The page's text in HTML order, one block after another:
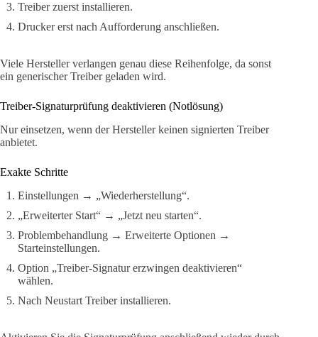
Treiber zuerst installieren.
Drucker erst nach Aufforderung anschließen.
Viele Hersteller verlangen genau diese Reihenfolge, da sonst
ein generischer Treiber geladen wird.
Treiber-Signaturprüfung deaktivieren (Notlösung)
Nur einsetzen, wenn der Hersteller keinen signierten Treiber
anbietet.
Exakte Schritte
Einstellungen → „Wiederherstellung“.
„Erweiterter Start“ → „Jetzt neu starten“.
Problembehandlung → Erweiterte Optionen →
Starteinstellungen.
Option „Treiber-Signatur erzwingen deaktivieren“
wählen.
Nach Neustart Treiber installieren.